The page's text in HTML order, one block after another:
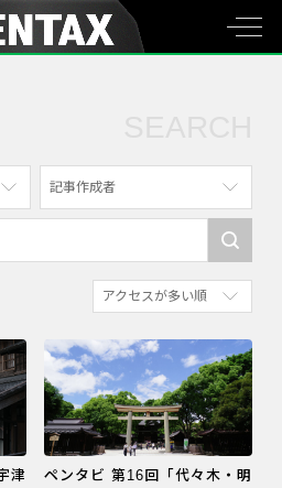
記事作成者
すべて
写真家
漫画家
アクセスが多い順
新着順
参考にした人の多い順
アクセスが多い順
津
ペンタビ 第16回「代々木・明